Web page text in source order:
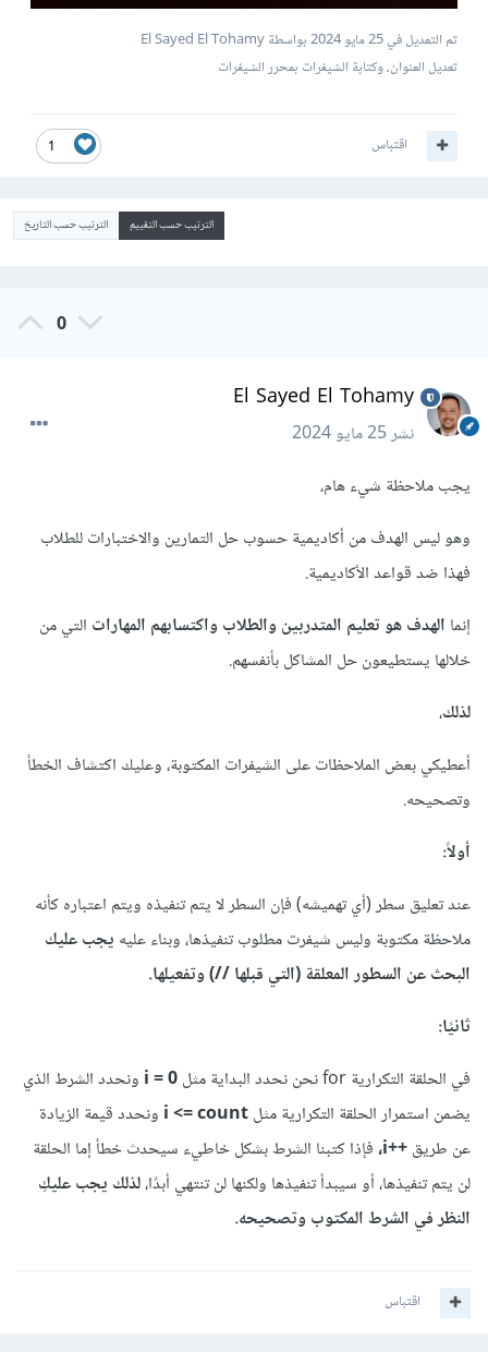
تم التعديل في25 مايو 2024
بواسطة El Sayed El Tohamy
تعديل العنوان، وكتابة الشيفرات بمحرر الشيفرات
1 اقتباس
الترتيب حسب التقييم الترتيب حسب التاريخ
0
El Sayed El Tohamy
نشر25 مايو 2024
يجب ملاحظة شيء هام،
وهو ليس الهدف من أكاديمية حسوب حل التمارين والاختبارات للطلاب
فهذا ضد قواعد الأكاديمية.
إنما الهدف هو تعليم المتدربين والطلاب واكتسابهم المهارات التي من
خلالها يستطيعون حل المشاكل بأنفسهم.
لذلك،
أعطيكي بعض الملاحظات على الشيفرات المكتوبة، وعليك اكتشاف الخطأ
وتصحيحه.
أولاً:
عند تعليق سطر (أي تهميشه) فإن السطر لا يتم تنفيذه ويتم اعتباره كأنه
ملاحظة مكتوبة وليس شيفرت مطلوب تنفيذها، وبناء عليه يجب عليك
البحث عن السطور المعلقة (التي قبلها //) وتفعيلها.
ثانيًا:
في الحلقة التكرارية for نحن نحدد البداية مثل
i = 0
ونحدد الشرط الذي
يضمن استمرار الحلقة التكرارية مثلi <= count ونحدد قيمة الزيادة
عن طريق++i، فإذا كتبنا الشرط بشكل خاطيء سيحدث خطأ إما الحلقة
لن يتم تنفيذها، أو سيبدأ تنفيذها ولكنها لن تنتهي أبدًا،لذلك يجب عليكِ
النظر في الشرط المكتوب وتصحيحه.
اقتباس